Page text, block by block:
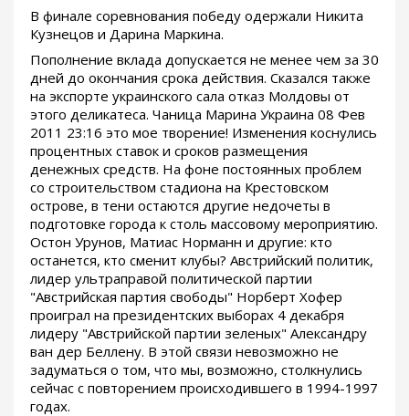
В финале соревнования победу одержали Никита
Кузнецов и Дарина Маркина.
Пополнение вклада допускается не менее чем за 30
дней до окончания срока действия. Сказался также
на экспорте украинского сала отказ Молдовы от
этого деликатеса. Чаница Марина Украина 08 Фев
2011 23:16 это мое творение! Изменения коснулись
процентных ставок и сроков размещения
денежных средств. На фоне постоянных проблем
со строительством стадиона на Крестовском
острове, в тени остаются другие недочеты в
подготовке города к столь массовому мероприятию.
Остон Урунов, Матиас Норманн и другие: кто
останется, кто сменит клубы? Австрийский политик,
лидер ультраправой политической партии
"Австрийская партия свободы" Норберт Хофер
проиграл на президентских выборах 4 декабря
лидеру "Австрийской партии зеленых" Александру
ван дер Беллену. В этой связи невозможно не
задуматься о том, что мы, возможно, столкнулись
сейчас с повторением происходившего в 1994-1997
годах.